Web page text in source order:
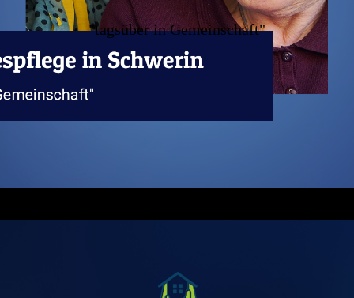
"tagsüber in Gemeinschaft"